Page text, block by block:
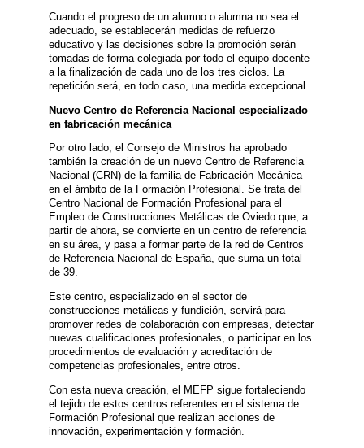
Cuando el progreso de un alumno o alumna no sea el
adecuado, se establecerán medidas de refuerzo
educativo y las decisiones sobre la promoción serán
tomadas de forma colegiada por todo el equipo docente
a la finalización de cada uno de los tres ciclos. La
repetición será, en todo caso, una medida excepcional.
Nuevo Centro de Referencia Nacional especializado
en fabricación mecánica
Por otro lado, el Consejo de Ministros ha aprobado
también la creación de un nuevo Centro de Referencia
Nacional (CRN) de la familia de Fabricación Mecánica
en el ámbito de la Formación Profesional. Se trata del
Centro Nacional de Formación Profesional para el
Empleo de Construcciones Metálicas de Oviedo que, a
partir de ahora, se convierte en un centro de referencia
en su área, y pasa a formar parte de la red de Centros
de Referencia Nacional de España, que suma un total
de 39.
Este centro, especializado en el sector de
construcciones metálicas y fundición, servirá para
promover redes de colaboración con empresas, detectar
nuevas cualificaciones profesionales, o participar en los
procedimientos de evaluación y acreditación de
competencias profesionales, entre otros.
Con esta nueva creación, el MEFP sigue fortaleciendo
el tejido de estos centros referentes en el sistema de
Formación Profesional que realizan acciones de
innovación, experimentación y formación.